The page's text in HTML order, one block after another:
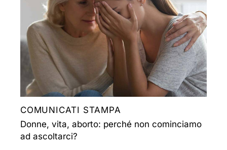
COMUNICATI STAMPA
Donne, vita, aborto: perché non cominciamo
ad ascoltarci?